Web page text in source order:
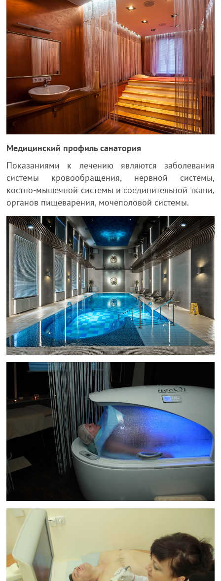
Медицинский профиль санатория
Показаниями к лечению являются заболевания
системы кровообращения, нервной системы,
костно-мышечной системы и соединительной ткани,
органов пищеварения, мочеполовой системы.